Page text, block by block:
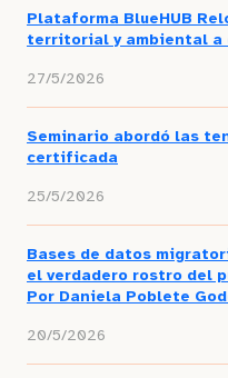
Plataforma BlueHUB
territorial y ambiental a
27/5/2026
Seminario abordó las
certificada
25/5/2026
Bases de datos
el verdadero rostro del
Por Daniela Poblete
20/5/2026